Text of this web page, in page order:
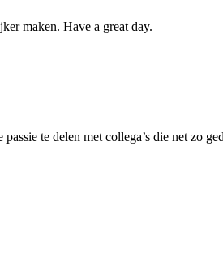
maken. Have a great day.
te delen met collega’s die net zo